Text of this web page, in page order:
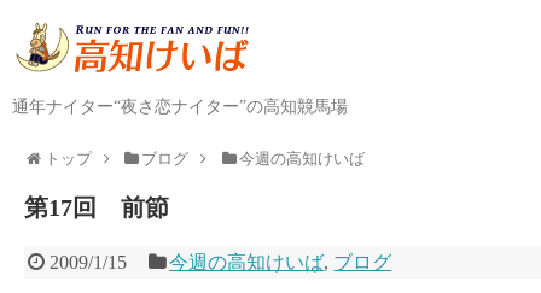
通年ナイター“夜さ恋ナイター”の高知競馬場
トップ ブログ 今週の高知けいば
第17回 前節
2009/1/15 今週の高知けいば, ブログ